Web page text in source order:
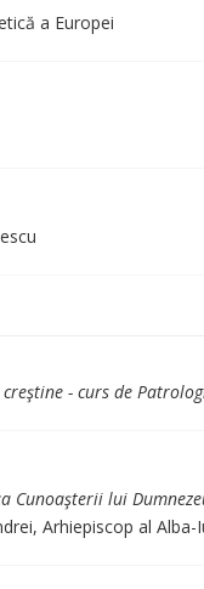
a Europei
creştine - curs de
Cunoaşterii lui
Arhiepiscop al